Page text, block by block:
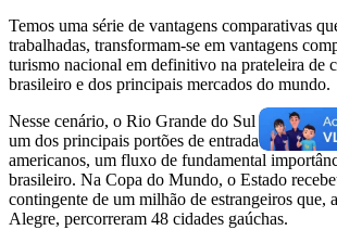
Temos uma série de vantagens comparativas
trabalhadas, transformam-se em vantagens
turismo nacional em definitivo na prateleira de
brasileiro e dos principais mercados do mundo.
Nesse cenário, o Rio Grande do Sul assume
um dos principais portões de entrada para
americanos, um fluxo de fundamental
brasileiro. Na Copa do Mundo, o Estado
contingente de um milhão de estrangeiros que,
Alegre, percorreram 48 cidades gaúchas.